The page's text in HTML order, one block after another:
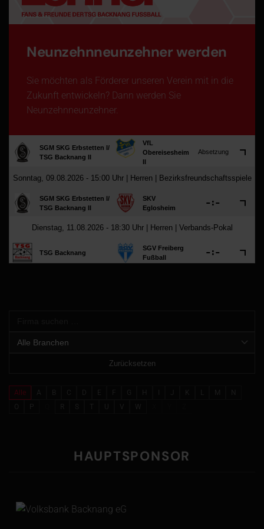
Neunzehnneunzehner werden
Sie möchten als Förderer unseren Verein mit in die
Zukunft entwickeln? Dann werden Sie
Neunzehnneunzehner.
Zurücksetzen
Alle
HAUPTSPONSOR
Volksbank Backnang eG